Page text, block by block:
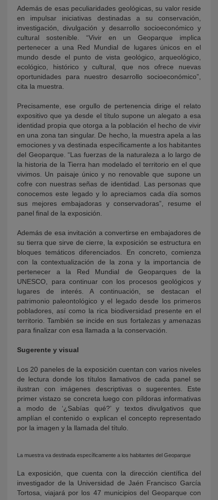
Además de esas peculiaridades geológicas, su valor reside
en impulsar iniciativas destinadas a su conservación,
investigación, divulgación y desarrollo socioeconómico y
cultural sostenible. “Vivir en un Geoparque implica
pertenecer a una Red Mundial de lugares únicos en el
mundo desde el punto de vista geológico, arqueológico,
ecológico, histórico y cultural, que nos ofrece nuevas
oportunidades para nuestro desarrollo socioeconómico”,
cita la muestra.
Precisamente, ese orgullo de pertenencia dirige el relato
expositivo que ya desde el título supone un alegato a esa
identidad propia que otorga a la población el hecho de vivir
en una zona tan singular. De hecho, la muestra apela a las
emociones y va destinada específicamente a los habitantes
del Geoparque. “Las fuerzas de la naturaleza a lo largo de
la historia de la Tierra han modelado el territorio en el que
vivimos. Un paisaje único y no renovable que supone un
cofre con nuestras señas de identidad. Las personas que
conocemos este legado y lo apreciamos cada día somos
sus mejores embajadoras y conservadoras”, resume el
panel final de la exposición.
Además de esa invitación a convertirse en embajadores de
su tierra que sirve de cierre, la exposición se estructura en
bloques temáticos diferenciados. En concreto, comienza
con la contextualización de la zona y la importancia de
pertenecer a la Red Mundial de Geoparques de la
UNESCO, para continuar con los procesos geológicos y
lugares de interés. A continuación, se destacan el
patrimonio paleontológico y el legado desde los primeros
pobladores, así como la rica biodiversidad presente en el
territorio. También se incide en sus fortalezas y amenazas
para finalizar con esa llamada a la conservación.
Sugerente y visual
Los 20 paneles de la exposición cuentan con varios niveles
de lectura donde los títulos llamativos de cada panel se
ilustran con imágenes descriptivas o sugerentes. Este
primer vistazo se concreta luego con píldoras informativas
a modo de ‘¿Sabías qué?’ y textos divulgativos que
amplían el contenido o explican el concepto representado
por la imagen y la llamada del título.
La muestra va destinada específicamente a los habitantes del Geoparque
La exposición, que cuenta con la dirección científica del
investigador de la Universidad de Jaén Francisco García
Tortosa, viajará por los 47 municipios del Geoparque con